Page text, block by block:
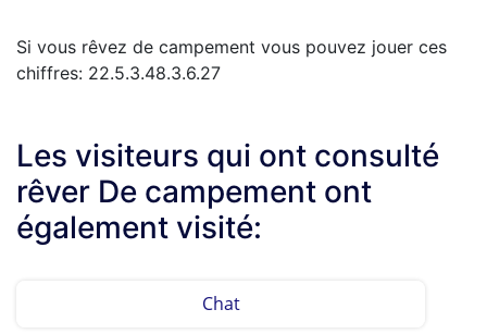
Si vous rêvez de campement vous pouvez jouer ces
chiffres: 22.5.3.48.3.6.27
Les visiteurs qui ont consulté
rêver De campement ont
également visité:
Chat